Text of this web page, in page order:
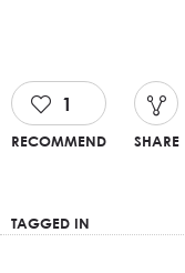
1
RECOMMEND SHARE
TAGGED IN